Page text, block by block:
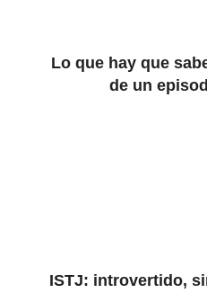
Lo que hay que
de un
ISTJ: introvertido,